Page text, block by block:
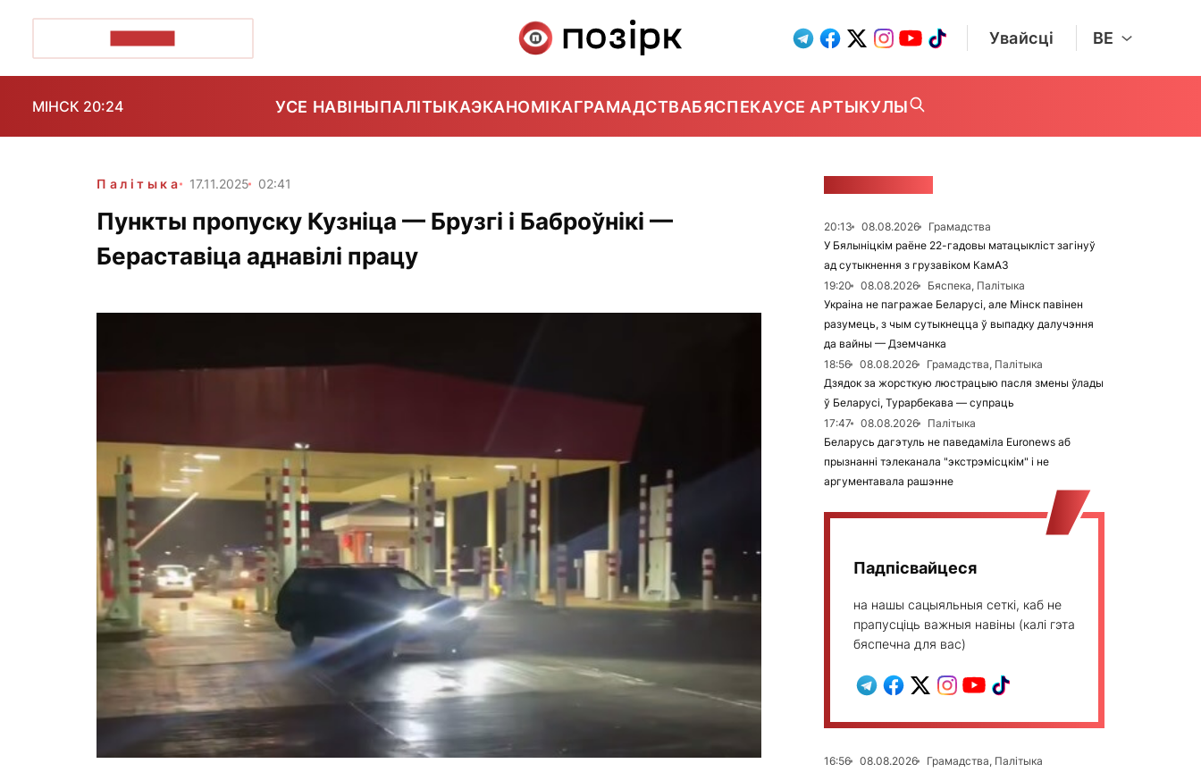
Увайсці BE
МІНСК 20:24 УСЕ НАВІНЫПАЛІТЫКАЭКАНОМІКАГРАМАДСТВАБЯСПЕКАУСЕ АРТЫКУЛЫ
Палітыка 17.11.2025 02:41
Пункты пропуску Кузніца — Брузгі і Баброўнікі —
Бераставіца аднавілі працу
20:13 08.08.2026
Грамадства
У Бялыніцкім раёне 22-гадовы матацыкліст загінуў
ад сутыкнення з грузавіком КамАЗ
19:20
08.08.2026
Бяспека, Палітыка
Украіна не пагражае Беларусі, але Мінск павінен
разумець, з чым сутыкнецца ў выпадку далучэння
да вайны — Дземчанка
18:56
08.08.2026
Грамадства, Палітыка
Дзядок за жорсткую люстрацыю пасля змены ўлады
ў Беларусі, Турарбекава — супраць
17:47
08.08.2026
Палітыка
Беларусь дагэтуль не паведаміла Euronews аб
прызнанні тэлеканала "экстрэмісцкім" і не
аргументавала рашэнне
Падпісвайцеся
на нашы сацыяльныя сеткі, каб не
прапусціць важныя навіны (калі гэта
бяспечна для вас)
16:56 08.08.2026
Грамадства, Палітыка